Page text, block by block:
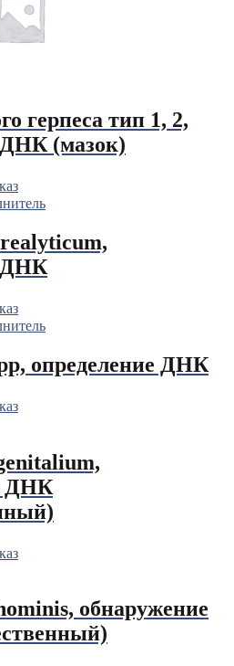
герпеса тип 1, 2,
ДНК (мазок)
ДНК
определение ДНК
ДНК
обнаружение